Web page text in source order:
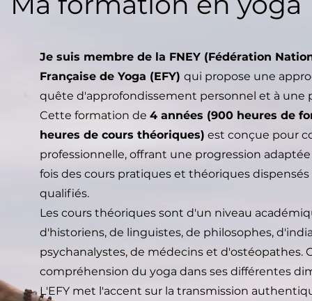
Je suis membre de la FNEY (Fédération
Française de Yoga (EFY) qui propose une
quête d'approfondissement personnel et à une
Cette formation de 4 années (900 heures de
heures de cours théoriques) est conçue pour
professionnelle, offrant une progression
fois des cours pratiques et théoriques
qualifiés.
Les cours théoriques sont d'un niveau
d'historiens, de linguistes, de philosophes,
psychanalystes, de médecins et
compréhension du yoga dans ses différentes
L'EFY met l'accent sur la transmission